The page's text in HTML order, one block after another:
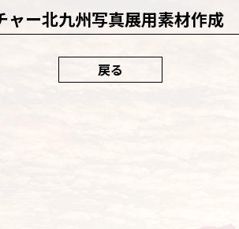
ャー北九州写真展用素材作成
戻る